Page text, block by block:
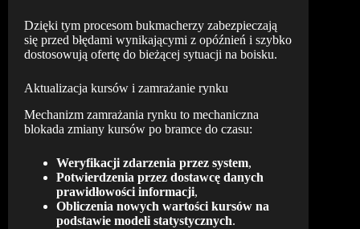
Dzięki tym procesom bukmacherzy zabezpieczają
się przed błędami wynikającymi z opóźnień i szybko
dostosowują ofertę do bieżącej sytuacji na boisku.
Aktualizacja kursów i zamrażanie rynku
Mechanizm zamrażania rynku to mechaniczna
blokada zmiany kursów po bramce do czasu:
Weryfikacji zdarzenia przez system,
Potwierdzenia przez dostawcę danych
prawidłowości informacji,
Obliczenia nowych wartości kursów na
podstawie modeli statystycznych.